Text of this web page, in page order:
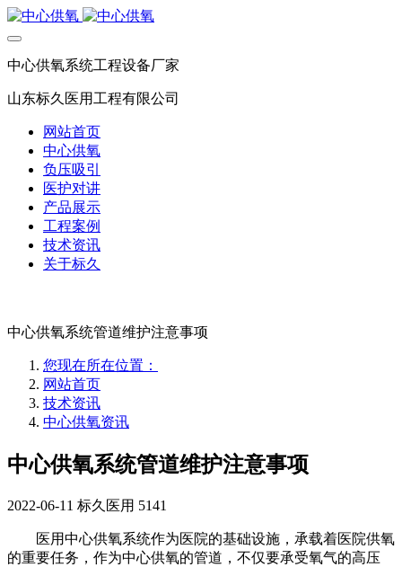
中心供氧系统工程设备厂家
山东标久医用工程有限公司
网站首页
中心供氧
负压吸引
医护对讲
产品展示
工程案例
技术资讯
关于标久
中心供氧系统管道维护注意事项
您现在所在位置：
网站首页
技术资讯
中心供氧资讯
中心供氧系统管道维护注意事项
2022-06-11 标久医用 5141
医用中心供氧系统作为医院的基础设施，承载着医院供氧
的重要任务，作为中心供氧的管道，不仅要承受氧气的高压